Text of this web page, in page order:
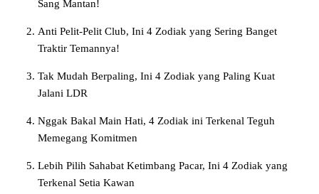
Sang Mantan!
Anti Pelit-Pelit Club, Ini 4 Zodiak yang Sering Banget
Traktir Temannya!
Tak Mudah Berpaling, Ini 4 Zodiak yang Paling Kuat
Jalani LDR
Nggak Bakal Main Hati, 4 Zodiak ini Terkenal Teguh
Memegang Komitmen
Lebih Pilih Sahabat Ketimbang Pacar, Ini 4 Zodiak yang
Terkenal Setia Kawan